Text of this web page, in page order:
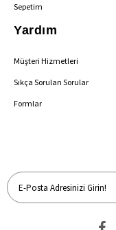
Sepetim
Yardım
Müşteri Hizmetleri
Sıkça Sorulan Sorular
Formlar